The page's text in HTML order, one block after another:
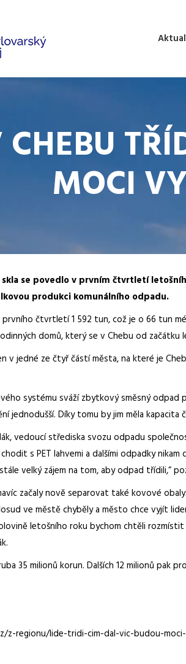
CHEBU
MOCI
se povedlo v prvním čtvrtletí
produkci komunálního odpadu.
čtvrtletí 1 592 tun, což je o 66 tun
domů, který se v Chebu od začátku
v jedné ze čtyř částí města, na které je
systému sváží zbytkový směsný
jednodušší. Díky tomu by jim měla
vedoucí střediska svozu odpadu
s PET lahvemi a dalšími odpadky
velký zájem na tom, aby odpad třídili,“
začaly nově separovat také kovové
ve městě chyběly a město chce vyjít
letošního roku bychom chtěli
35 milionů korun. Dalších 12 milionů pak
z-regionu/lide-tridi-cim-dal-vic-budou-